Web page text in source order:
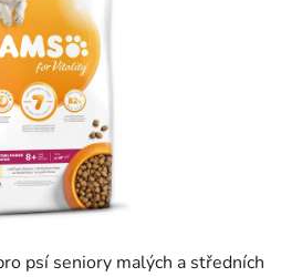
psí seniory malých a středních